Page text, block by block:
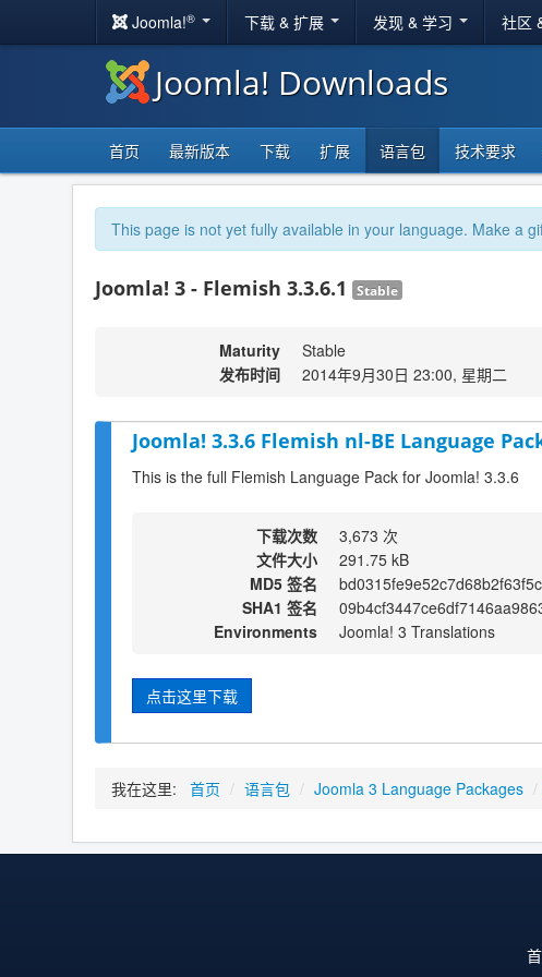
Joomla!® 下载 & 扩展 发现 & 学习 社区
Joomla! Downloads
首页 最新版本 下载 扩展 语言包 技术要求
This page is not yet fully available in your language. Make a
Joomla! 3 - Flemish 3.3.6.1 Stable
Maturity
Stable
发布时间
2014年9月30日 23:00, 星期二
Joomla! 3.3.6 Flemish nl-BE Language
This is the full Flemish Language Pack for Joomla! 3.3.6
下载次数
3,673 次
文件大小
291.75 kB
MD5 签名
SHA1 签名
Environments
Joomla! 3 Translations
点击这里下载
我在这里: 首页 / 语言包 / Joomla 3 Language Packages /